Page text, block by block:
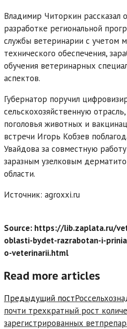
Владимир Читоркин рассказал
разработке региональной
службы ветеринарии с учетом
технического обеспечения,
обучения ветеринарных
аспектов.
Губернатор поручил
сельскохозяйственную
поголовья животных и
встречи Игорь Кобзев
Увайдова за совместную
заразным узелковым
области.
Источник: agroxxi.ru
Source: https://lib.zaplata.ru/
oblasti-bydet-razrabotan-i-
o-veterinarii.html
Read more articles
Предыдущий пост
почти трехкратный рост
зарегистрированных